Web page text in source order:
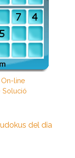
line
Solució
del dia